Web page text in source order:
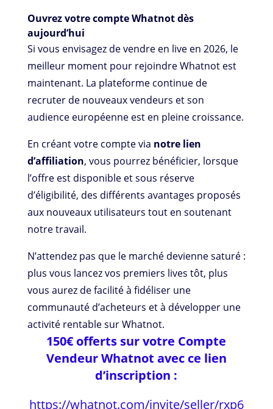
Ouvrez votre compte Whatnot dès
aujourd’hui
Si vous envisagez de vendre en live en 2026, le
meilleur moment pour rejoindre Whatnot est
maintenant. La plateforme continue de
recruter de nouveaux vendeurs et son
audience européenne est en pleine croissance.
En créant votre compte via notre lien
d’affiliation, vous pourrez bénéficier, lorsque
l’offre est disponible et sous réserve
d’éligibilité, des différents avantages proposés
aux nouveaux utilisateurs tout en soutenant
notre travail.
N’attendez pas que le marché devienne saturé :
plus vous lancez vos premiers lives tôt, plus
vous aurez de facilité à fidéliser une
communauté d’acheteurs et à développer une
activité rentable sur Whatnot.
150€ offerts sur votre Compte
Vendeur Whatnot avec ce lien
d’inscription :
https://whatnot.com/invite/seller/rxp6